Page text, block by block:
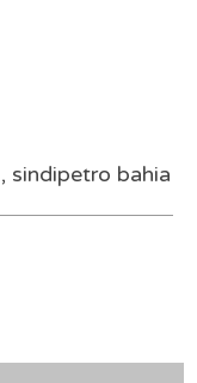
, sindipetro bahia